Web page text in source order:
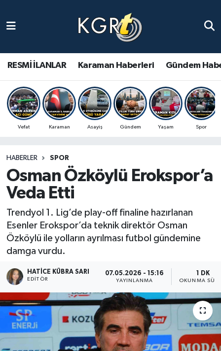
RESMİ İLANLAR Karaman Haberleri Gündem
Vefat Karaman Asayiş Gündem Yaşam Spor
HABERLER SPOR
Osman Özköylü Erokspor’a
Veda Etti
Trendyol 1. Lig’de play-off finaline hazırlanan
Esenler Erokspor’da teknik direktör Osman
Özköylü ile yolların ayrılması futbol gündemine
damga vurdu.
HATICE KÜBRA SARI
EDITÖR
07.05.2026 - 15:16
YAYINLANMA
1 DK
OKUNMA
Gündem Haberleri
Güncel Haberler
Spor Haberleri
Ulusal Haberler
Vefat Edenler